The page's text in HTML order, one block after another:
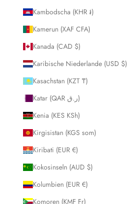
Kambodscha (KHR ៛)
Kamerun (XAF CFA)
Kanada (CAD $)
Karibische Niederlande (USD $)
Kasachstan (KZT ₸)
Katar (QAR ر.ق)
Kenia (KES KSh)
Kirgisistan (KGS som)
Kiribati (EUR €)
Kokosinseln (AUD $)
Kolumbien (EUR €)
Komoren (KMF Fr)